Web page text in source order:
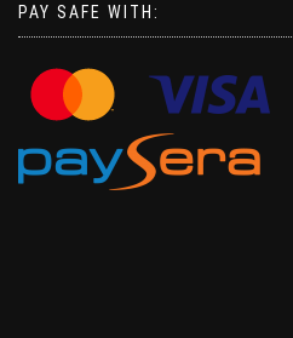
PAY SAFE WITH: